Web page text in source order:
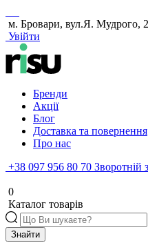
м. Бровари, вул.Я. Мудрого,
Увійти
Бренди
Акції
Блог
Доставка та повернення
Про нас
+38 097 956 80 70 Зворотній
0
Каталог товарів
Знайти